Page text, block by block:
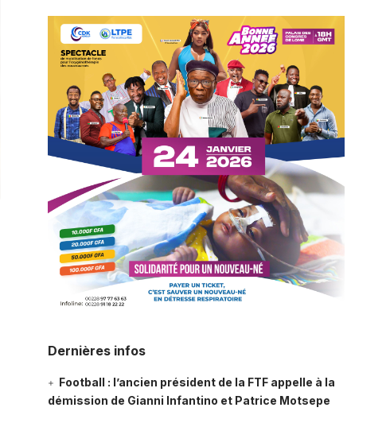
Dernières infos
Football : l’ancien président de la FTF appelle à la
démission de Gianni Infantino et Patrice Motsepe